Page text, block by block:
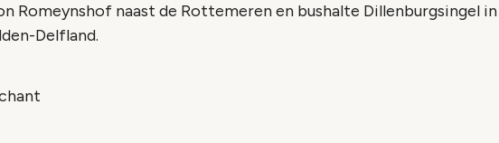
Romeynshof naast de Rottemeren en bushalte Dillenburgsingel in
Delfland.